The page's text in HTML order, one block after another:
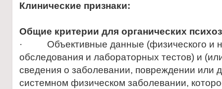
Клинические признаки:
Общие критерии для органических
· Объективные данные (физического и
обследования и лабораторных тестов) и
сведения о заболевании, повреждении или
системном физическом заболевании,